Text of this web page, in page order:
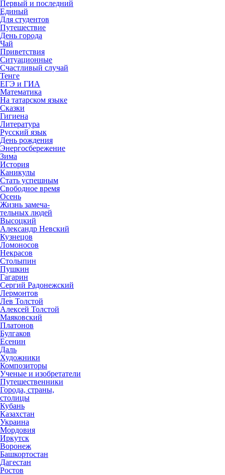
Первый и последний
Единый
Для студентов
Путешествие
День города
Чай
Приветствия
Ситуационные
Счастливый случай
Тенге
ЕГЭ и ГИА
Математика
На татарском языке
Сказки
Гигиена
Литература
Русский язык
День рождения
Энергосбережение
Зима
История
Каникулы
Стать успешным
Свободное время
Осень
Жизнь замеча-
тельных людей
Высоцкий
Александр Невский
Кузнецов
Ломоносов
Некрасов
Столыпин
Пушкин
Гагарин
Сергий Радонежский
Лермонтов
Лев Толстой
Алексей Толстой
Маяковский
Платонов
Булгаков
Есенин
Даль
Художники
Композиторы
Ученые и изобретатели
Путешественники
Города, страны,
столицы
Кубань
Казахстан
Украина
Мордовия
Иркутск
Воронеж
Башкортостан
Дагестан
Ростов